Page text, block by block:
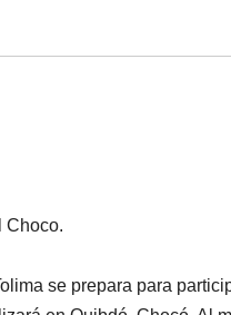
Choco.
se prepara para